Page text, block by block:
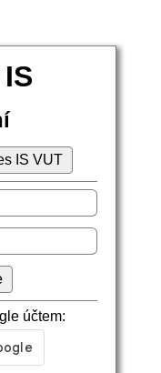
IS VUT
účtem: